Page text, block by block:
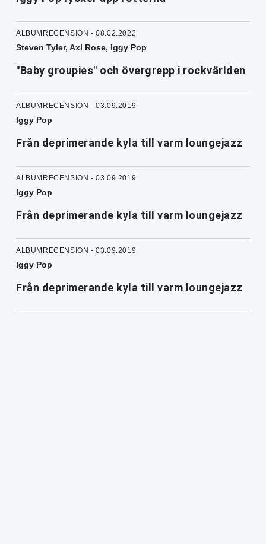
ALBUMRECENSION - 08.02.2022
Steven Tyler, Axl Rose, Iggy Pop
"Baby groupies" och övergrepp i rockvärlden
ALBUMRECENSION - 03.09.2019
Iggy Pop
Från deprimerande kyla till varm loungejazz
ALBUMRECENSION - 03.09.2019
Iggy Pop
Från deprimerande kyla till varm loungejazz
ALBUMRECENSION - 03.09.2019
Iggy Pop
Från deprimerande kyla till varm loungejazz